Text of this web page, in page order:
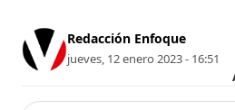
Redacción Enfoque
jueves, 12 enero 2023 - 16:51